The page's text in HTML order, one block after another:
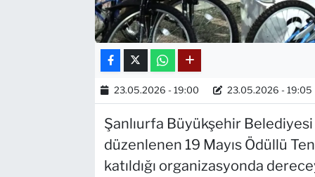
23.05.2026 - 19:00 23.05.2026 - 19:05
Şanlıurfa Büyükşehir
düzenlenen 19 Mayıs Ödüllü
katıldığı organizasyonda